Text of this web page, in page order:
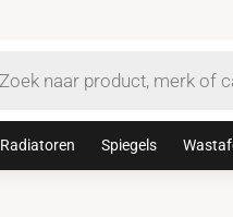
Radiatoren Spiegels